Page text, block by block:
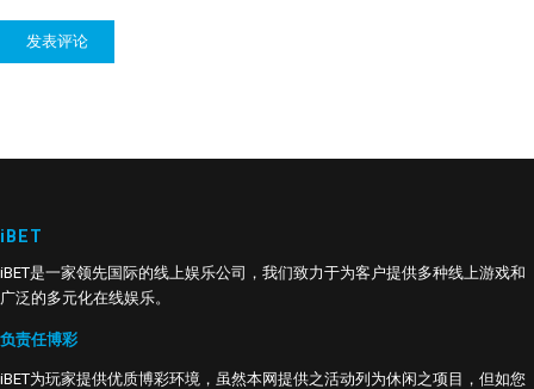
iBET
iBET是一家领先国际的线上娱乐公司，我们致力于为客户提供多种线上游戏和
广泛的多元化在线娱乐。
负责任博彩
iBET为玩家提供优质博彩环境，虽然本网提供之活动列为休闲之项目，但如您